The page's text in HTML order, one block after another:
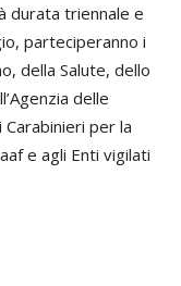
durata triennale e
parteciperanno i
della Salute, dello
delle
per la
e agli Enti vigilati